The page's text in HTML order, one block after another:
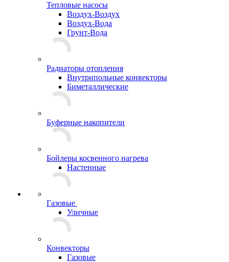
Тепловые насосы
Воздух-Воздух
Воздух-Вода
Грунт-Вода
Радиаторы отопления
Внутрипольные конвекторы
Биметаллические
Буферные накопители
Бойлеры косвенного нагрева
Настенные
Газовые
Уличные
Конвекторы
Газовые